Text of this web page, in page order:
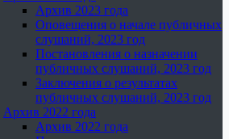
Архив 2023 года
Оповещения о начале публичных
слушаний, 2023 год
Постановления о назначении
публичных слушаний, 2023 год
Заключения о результатах
публичных слушаний, 2023 год
Архив 2022 года
Архив 2022 года